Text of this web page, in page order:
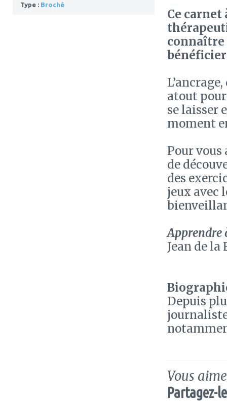
Type : Broché
Ce
connaître
bénéficier
atout
se laisser
moment
Pour
de
des
jeux avec
Apprendre
Jean de la
Depuis
Vous
Partagez-